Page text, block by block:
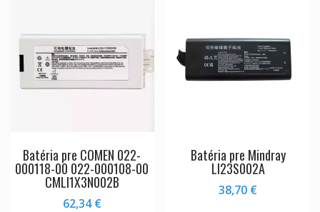
Batéria pre COMEN 022-
000118-00 022-000108-00
CMLI1X3N002B
62,34€
Batéria pre Mindray
LI23S002A
38,70 €